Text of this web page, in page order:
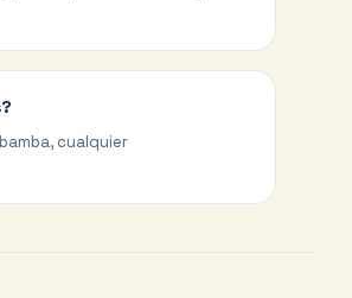
cualquier